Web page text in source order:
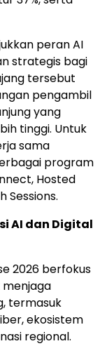
peran AI
strategis bagi
tersebut
pengambil
yang
tinggi. Untuk
sama
program
Hosted
Sessions.
AI dan Digital
2026 berfokus
termasuk
ekosistem
regional.